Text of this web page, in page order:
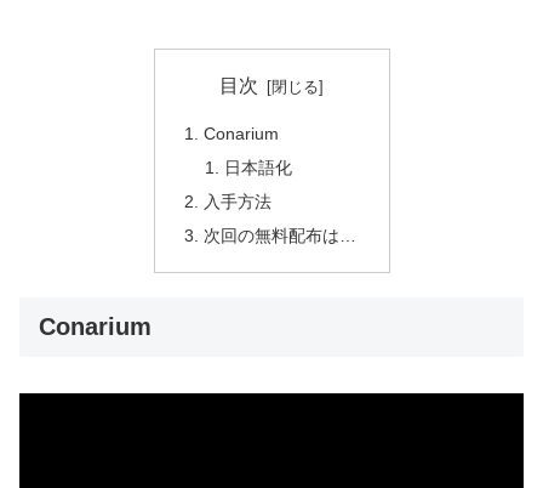
目次
Conarium
日本語化
入手方法
次回の無料配布は…
Conarium